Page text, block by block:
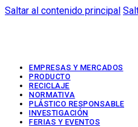
Saltar al contenido principal
EMPRESAS Y MERCADOS
PRODUCTO
RECICLAJE
NORMATIVA
PLÁSTICO RESPONSABLE
INVESTIGACIÓN
FERIAS Y EVENTOS